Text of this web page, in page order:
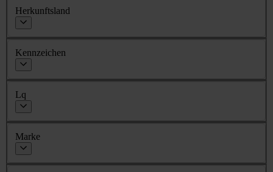
Herkunftsland
Kennzeichen
Lq
Marke